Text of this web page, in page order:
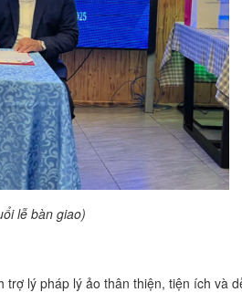
lễ bàn giao)
lý pháp lý ảo thân thiện, tiện ích và